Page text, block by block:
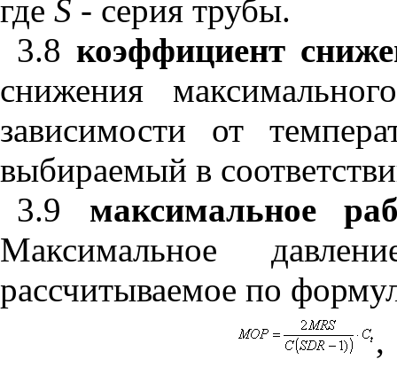
где S - серия трубы.
3.8 коэффициент
снижения
зависимости от
выбираемый в
3.9 максимальное
Максимальное
рассчитываемое по
,